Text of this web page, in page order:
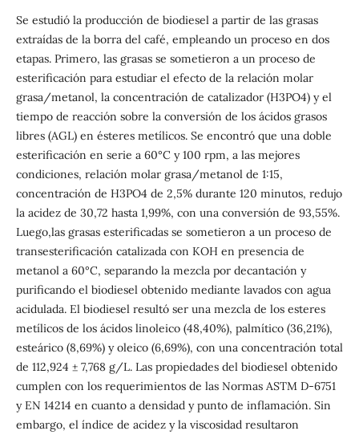
Se estudió la producción de biodiesel a partir de las grasas
extraídas de la borra del café, empleando un proceso en dos
etapas. Primero, las grasas se sometieron a un proceso de
esterificación para estudiar el efecto de la relación molar
grasa/metanol, la concentración de catalizador (H3PO4) y el
tiempo de reacción sobre la conversión de los ácidos grasos
libres (AGL) en ésteres metílicos. Se encontró que una doble
esterificación en serie a 60°C y 100 rpm, a las mejores
condiciones, relación molar grasa/metanol de 1:15,
concentración de H3PO4 de 2,5% durante 120 minutos, redujo
la acidez de 30,72 hasta 1,99%, con una conversión de 93,55%.
Luego,las grasas esterificadas se sometieron a un proceso de
transesterificación catalizada con KOH en presencia de
metanol a 60°C, separando la mezcla por decantación y
purificando el biodiesel obtenido mediante lavados con agua
acidulada. El biodiesel resultó ser una mezcla de los esteres
metílicos de los ácidos linoleico (48,40%), palmítico (36,21%),
esteárico (8,69%) y oleico (6,69%), con una concentración total
de 112,924 ± 7,768 g/L. Las propiedades del biodiesel obtenido
cumplen con los requerimientos de las Normas ASTM D-6751
y EN 14214 en cuanto a densidad y punto de inflamación. Sin
embargo, el índice de acidez y la viscosidad resultaron